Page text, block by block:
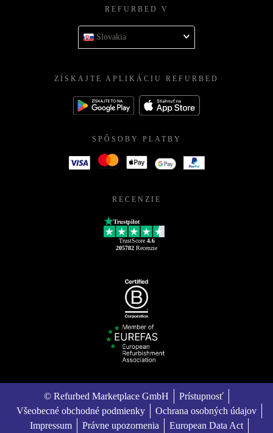
REFURBED V
Slovakia
ZÍSKAJTE APLIKÁCIU REFURBED
SPÔSOBY PLATBY
RECENZIE
Trustpilot
TrustScore 4.6
205782 Recenzie
© Refurbed Marketplace GmbH
Prístupnosť
Všeobecné obchodné podmienky
Ochrana osobných údajov
Impressum
Právne upozornenia European Data Act